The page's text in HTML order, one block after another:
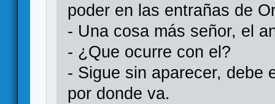
poder en las entrañas de
- Una cosa más señor, el
- ¿Que ocurre con el?
- Sigue sin aparecer, debe
por donde va.